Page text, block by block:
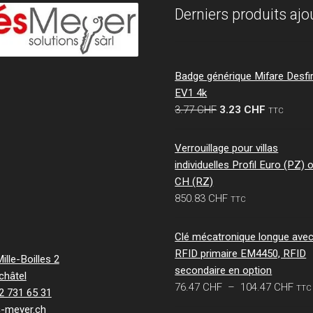
Boilles 2
731 65 31
meyer.ch
Derniers produits
Badge générique Mifare
EV1 4k
3.77CHF Le
était :
3.23 CHF Le
actuel
est :
TTC
Verrouillage pour villas
individuelles Profil Euro (PZ)
CH (RZ)
850.83 CHF TTC
Clé mécatronique longue avec
RFID primaire EM4450, RFID
secondaire en option
76.47 CHF – 104.47 CHFPlage
TTC